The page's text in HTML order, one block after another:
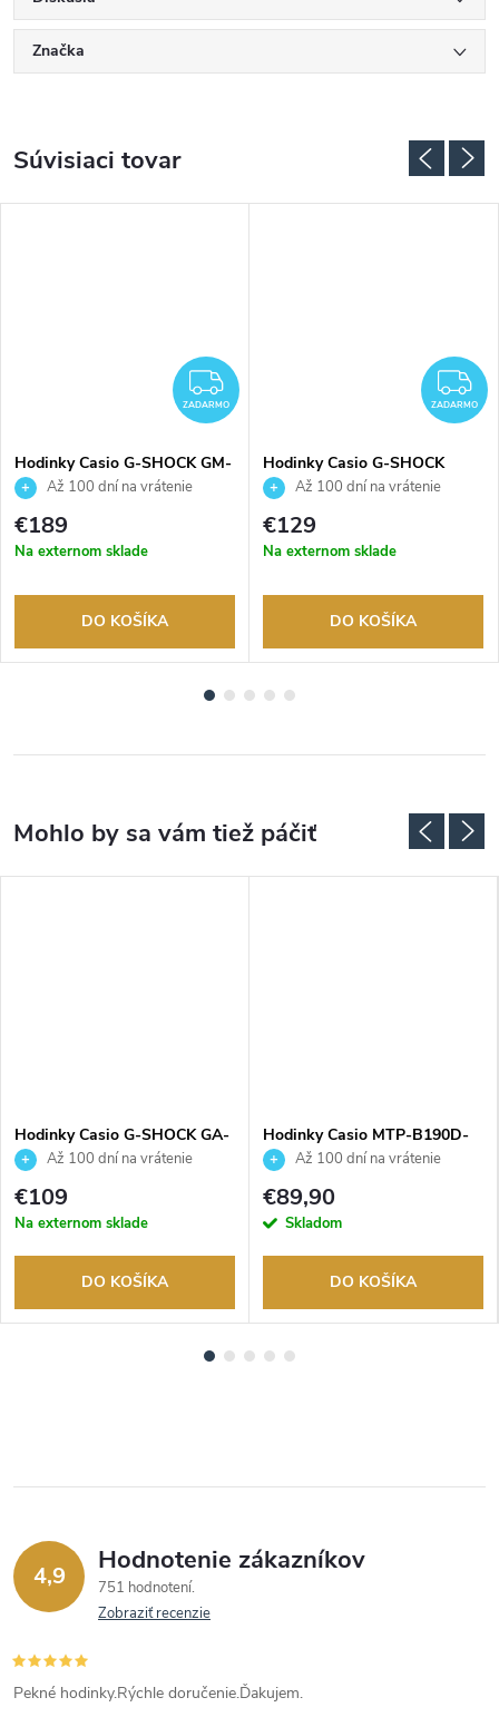
Značka
Súvisiaci tovar
ZADARMO
ZADARMO
Hodinky Casio G-SHOCK GM-
S2110-1A1ER
Až 100 dní na vrátenie
tovaru. Autorizovaný predajca.
€189
Na externom sklade
DO KOŠÍKA
ZADARMO
Hodinky Casio G-SHOCK
GMA-P2110-1AER
Až 100 dní na vrátenie
tovaru. Autorizovaný predajca.
€129
Na externom sklade
DO KOŠÍKA
Hodinky Casio G-SHOCK GA-
2100-7AER
Až 100 dní na vrátenie
tovaru. Autorizovaný predajca.
€109
Na externom sklade
DO KOŠÍKA
Hodinky Casio MTP-B190D-
7BVEFAž 100 dní na vrátenie
tovaru. Autorizovaný predajca.
€89,90
Skladom
DO KOŠÍKA
4,9 Hodnotenie zákazníkov
751 hodnotení
Zobraziť recenzie
Pekné hodinky.Rýchle doručenie.Ďakujem.